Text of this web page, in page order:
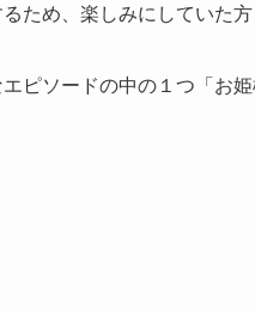
ため、楽しみにしていた
ピソードの中の１つ「お姫